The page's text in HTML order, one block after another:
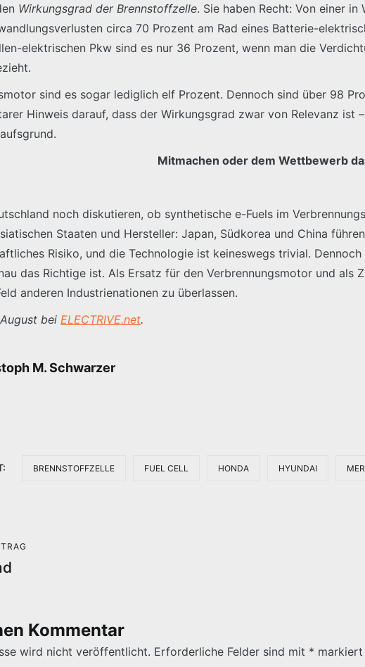
Wirkungsgrad der Brennstoffzelle. Sie haben Recht: Von einer
circa 70 Prozent am Rad eines Batterie-
elektrischen Pkw sind es nur 36 Prozent, wenn man die
sind es sogar lediglich elf Prozent. Dennoch sind über 98
Hinweis darauf, dass der Wirkungsgrad zwar von Relevanz
Mitmachen oder dem Wettbewerb
noch diskutieren, ob synthetische e-Fuels im
Staaten und Hersteller: Japan, Südkorea und China
Risiko, und die Technologie ist keineswegs trivial.
das Richtige ist. Als Ersatz für den Verbrennungsmotor und als
anderen Industrienationen zu überlassen.
bei ELECTRIVE.net.
M. Schwarzer
BRENNSTOFFZELLE FUEL CELL HONDA HYUNDAI
Kommentar
wird nicht veröffentlicht. Erforderliche Felder sind mit * markiert